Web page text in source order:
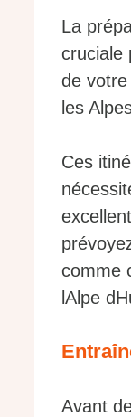
La
cruciale
de
les
Ces
comme
lAlpe
Avant